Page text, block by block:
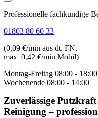
Professionelle fachkundige
01803 80 60 33
(0,09 €/min aus dt. FN,
max. 0,42 €/min Mobil)
Montag-Freitag 08:00 - 18:00
Wochenende 08:00 - 14:00
Zuverlässige
Reinigung –